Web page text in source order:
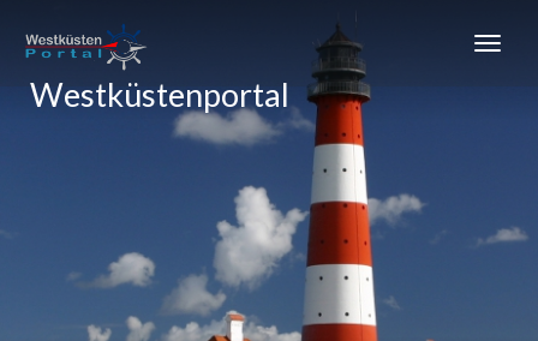
Westküstenportal